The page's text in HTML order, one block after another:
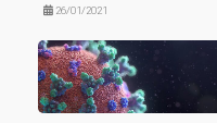
26/01/2021